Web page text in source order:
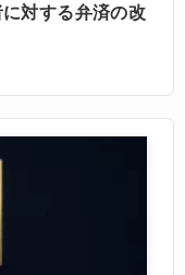
対する弁済の改